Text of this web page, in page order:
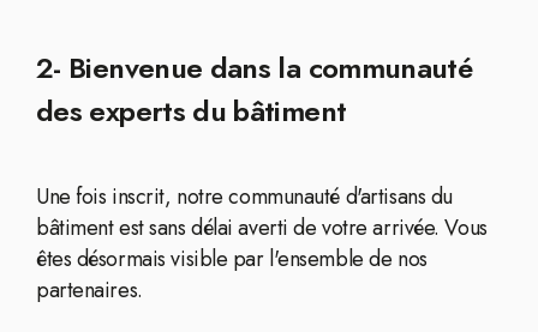
2- Bienvenue dans la communauté
des experts du bâtiment
Une fois inscrit, notre communauté d'artisans du
bâtiment est sans délai averti de votre arrivée. Vous
êtes désormais visible par l'ensemble de nos
partenaires.